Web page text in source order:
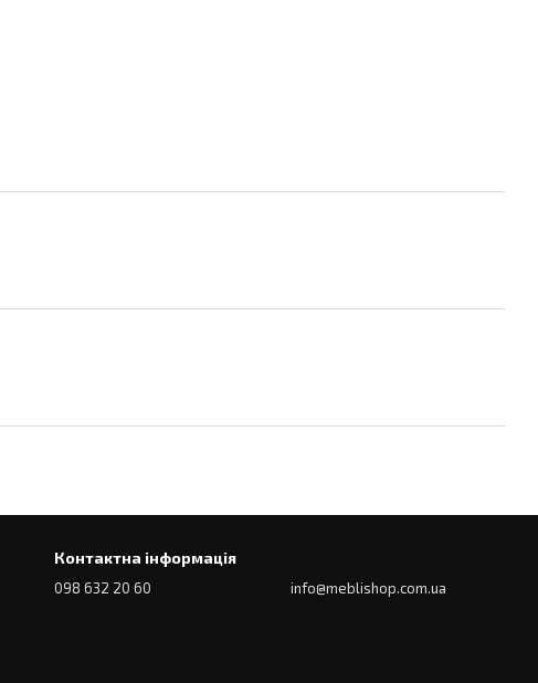
Контактна інформація
098 632 20 60 info@meblishop.com.ua